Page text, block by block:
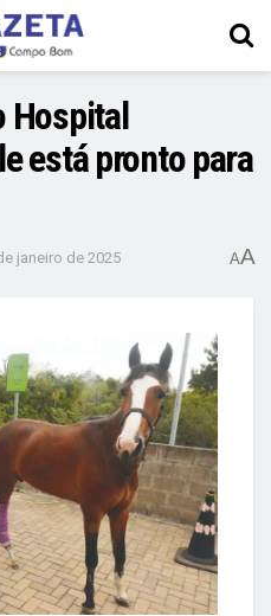
Hospital
está pronto para
janeiro de 2025 AA